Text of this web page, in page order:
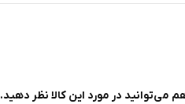
می‌توانید در مورد این کالا نظر دهید.